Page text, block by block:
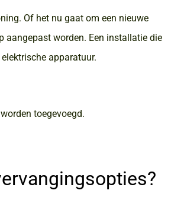
Of het nu gaat om een nieuwe
aangepast worden. Een installatie die
apparatuur.
toegevoegd.